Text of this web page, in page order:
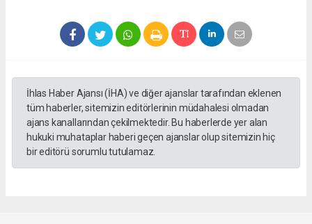
İhlas Haber Ajansı (İHA) ve diğer ajanslar tarafından eklenen
tüm haberler, sitemizin editörlerinin müdahalesi olmadan
ajans kanallarından çekilmektedir. Bu haberlerde yer alan
hukuki muhataplar haberi geçen ajanslar olup sitemizin hiç
bir editörü sorumlu tutulamaz.